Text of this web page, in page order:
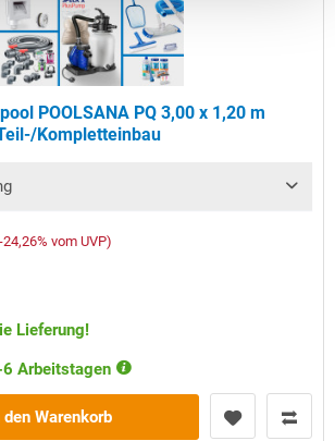
POOLSANA PQ 3,00 x 1,20 m
Kompletteinbau
24,26% vom UVP)
Lieferung!
Arbeitstagen
den Warenkorb